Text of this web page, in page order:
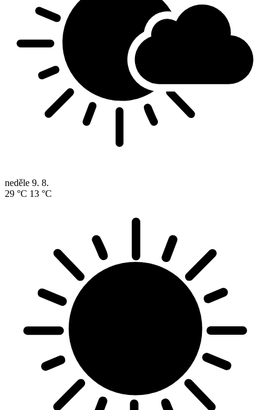
neděle 9. 8.
29 °C 13 °C